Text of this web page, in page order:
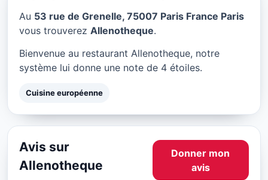
Allenotheque à Paris
Au 53 rue de Grenelle, 75007 Paris France Paris
vous trouverez Allenotheque.
Bienvenue au restaurant Allenotheque, notre
système lui donne une note de 4 étoiles.
Cuisine européenne
Avis sur
Allenotheque
Donner mon
avis